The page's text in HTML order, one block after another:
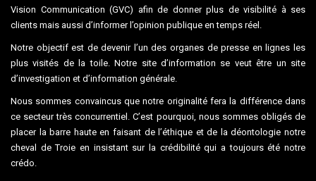
Vision Communication (GVC) afin de donner plus de visibilité à ses
clients mais aussi d’informer l’opinion publique en temps réel.
Notre objectif est de devenir l’un des organes de presse en lignes les
plus visités de la toile. Notre site d’information se veut être un site
d’investigation et d’information générale.
Nous sommes convaincus que notre originalité fera la différence dans
ce secteur très concurrentiel. C’est pourquoi, nous sommes obligés de
placer la barre haute en faisant de l’éthique et de la déontologie notre
cheval de Troie en insistant sur la crédibilité qui a toujours été notre
crédo.